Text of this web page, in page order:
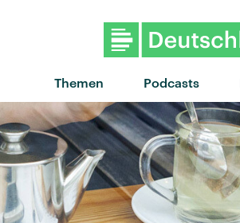
Themen Podcasts